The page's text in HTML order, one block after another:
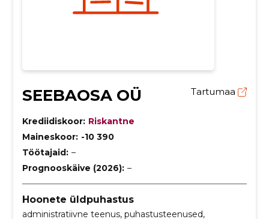
SEEBAOSA OÜ Tartumaa
Krediidiskoor: Riskantne
Maineskoor: -10 390
Töötajaid: –
Prognooskäive (2026): –
Hoonete üldpuhastus
administratiivne teenus, puhastusteenused,